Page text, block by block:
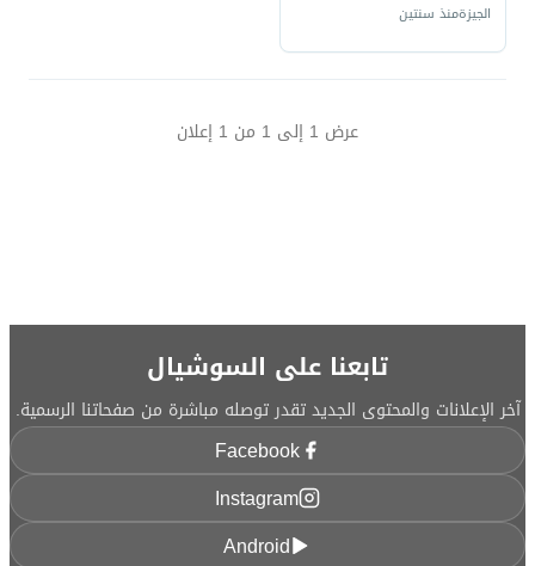
الجيزةمنذ سنتين
عرض 1 إلى 1 من 1 إعلان
تابعنا على السوشيال
آخر الإعلانات والمحتوى الجديد تقدر توصله مباشرة من صفحاتنا الرسمية.
Facebook
Instagram
Android